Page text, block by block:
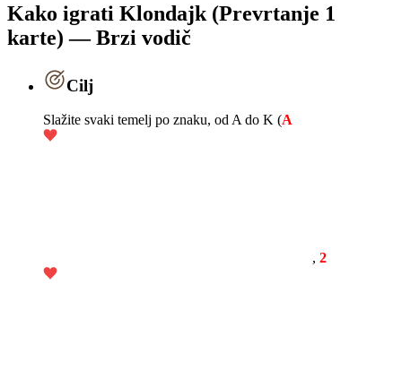
Kako igrati Klondajk (Prevrtanje 1
karte) — Brzi vodič
Cilj
Slažite svaki temelj po znaku, od A do K (A
, 2